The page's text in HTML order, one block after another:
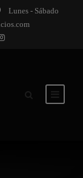
Lunes - Sábado